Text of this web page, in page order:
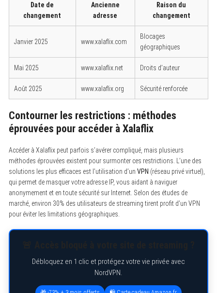
Date de
changement
Ancienne
adresse
Raison du
changement
Janvier 2025 www.xalaflix.com
Blocages
géographiques
Mai 2025 www.xalaflix.net Droits d’auteur
Août 2025 www.xalaflix.org Sécurité renforcée
Contourner les restrictions : méthodes
éprouvées pour accéder à Xalaflix
Accéder à Xalaflix peut parfois s’avérer compliqué, mais plusieurs
méthodes éprouvées existent pour surmonter ces restrictions. L’une des
solutions les plus efficaces est l’utilisation d’un VPN (réseau privé virtuel),
qui permet de masquer votre adresse IP, vous aidant à naviguer
anonymement et en toute sécurité sur Internet. Selon des études de
marché, environ 30% des utilisateurs de streaming tirent profit d’un VPN
pour éviter les limitations géographiques.
Débloquez en 1 clic et protégez votre vie privée avec
NordVPN.
e
a
r
h
f
r